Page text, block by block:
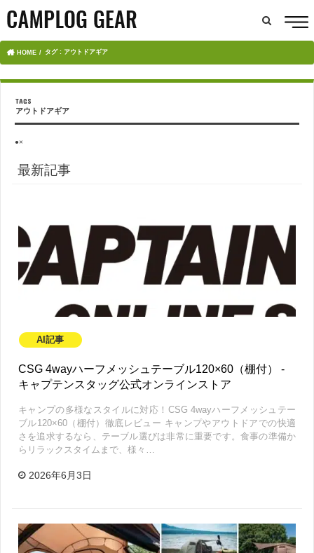
HOME タグ : アウトドアギア
アウトドアギア
●×
最新記事
AI記事
CSG 4wayハーフメッシュテーブル120×60（棚付） -
キャプテンスタッグ公式オンラインストア
キャンプの多様なスタイルに対応！CSG 4wayハーフメッシュテー
ブル120×60（棚付）徹底レビュー キャンプやアウトドアでの快適
さを追求するなら、テーブル選びは非常に重要です。食事の準備か
らリラックスタイムまで、様々…
2026年6月3日